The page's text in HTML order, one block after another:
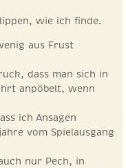
wie ich finde.
aus Frust
dass man sich in
anpöbelt, wenn
ich Ansagen
vom Spielausgang
nur Pech, in